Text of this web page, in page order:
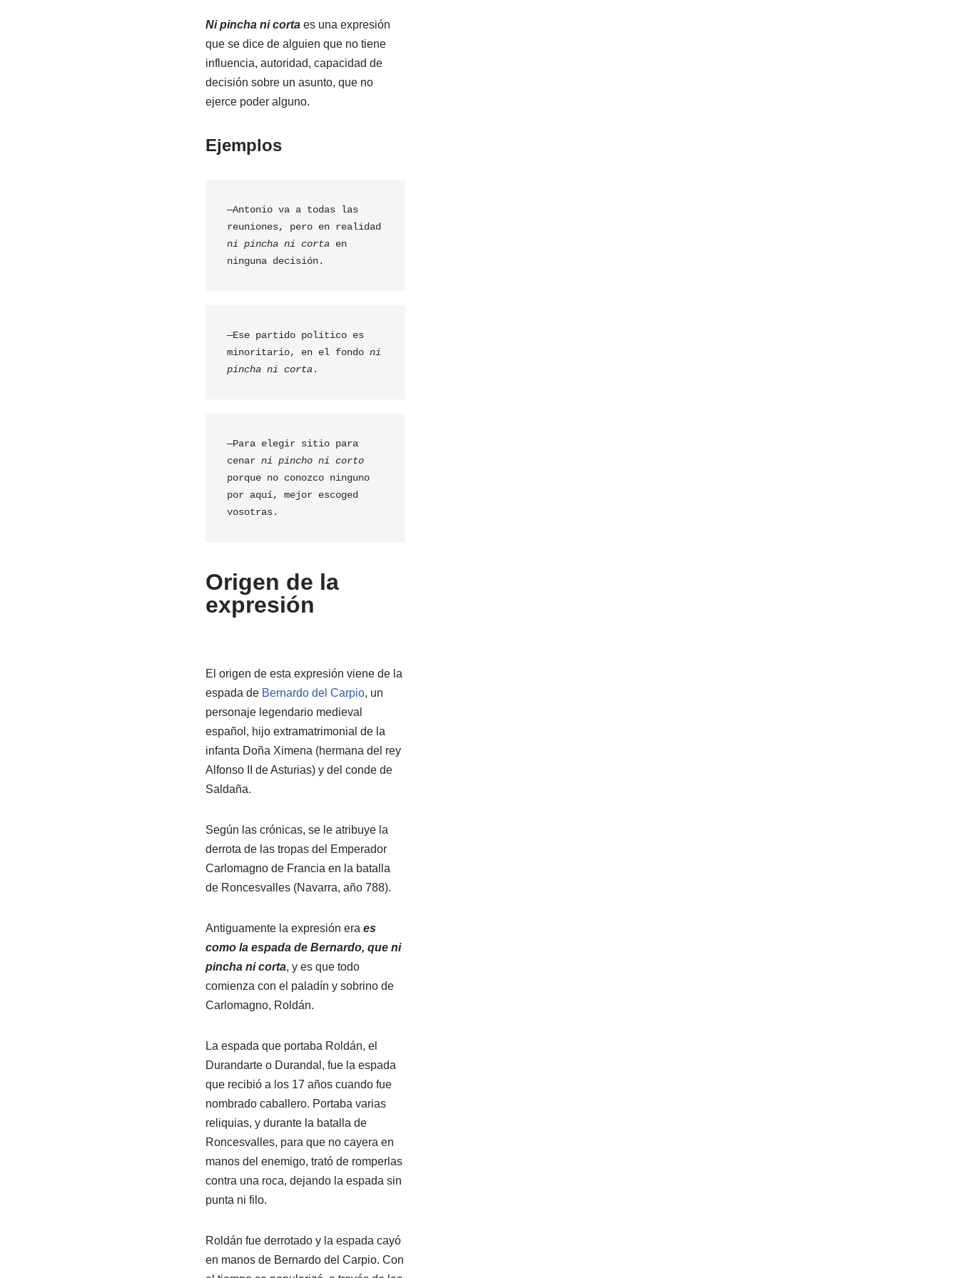
Ni pincha ni cortaes una expresión
que se dice de alguien que no tiene
influencia, autoridad, capacidad de
decisión sobre un asunto, que no
ejerce poder alguno.
Ejemplos
—Antonio va a todas las
reuniones, pero en realidad
ni pincha ni corta en
ninguna decisión.
—Ese partido político es
minoritario, en el fondo ni
pincha ni corta.
—Para elegir sitio para
cenar ni pincho ni corto
porque no conozco ninguno
por aquí, mejor escoged
vosotras.
Origen de la
expresión
El origen de esta expresión viene de la
espada de Bernardo del Carpio, un
personaje legendario medieval
español, hijo extramatrimonial de la
infanta Doña Ximena (hermana del rey
Alfonso II de Asturias) y del conde de
Saldaña.
Según las crónicas, se le atribuye la
derrota de las tropas del Emperador
Carlomagno de Francia en la batalla
de Roncesvalles (Navarra, año 788).
Antiguamente la expresión era es
como la espada de Bernardo, que ni
pincha ni corta, y es que todo
comienza con el paladín y sobrino de
Carlomagno, Roldán.
La espada que portaba Roldán, el
Durandarte o Durandal, fue la espada
que recibió a los 17 años cuando fue
nombrado caballero. Portaba varias
reliquias, y durante la batalla de
Roncesvalles, para que no cayera en
manos del enemigo, trató de romperlas
contra una roca, dejando la espada sin
punta ni filo.
Roldán fue derrotado y la espada cayó
en manos de Bernardo del Carpio. Con